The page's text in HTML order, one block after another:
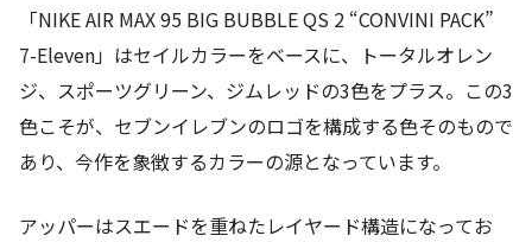
「NIKE AIR MAX 95 BIG BUBBLE QS 2 “CONVINI PACK”
7-Eleven」はセイルカラーをベースに、トータルオレン
ジ、スポーツグリーン、ジムレッドの3色をプラス。この3
色こそが、セブンイレブンのロゴを構成する色そのもので
あり、今作を象徴するカラーの源となっています。
アッパーはスエードを重ねたレイヤード構造になってお